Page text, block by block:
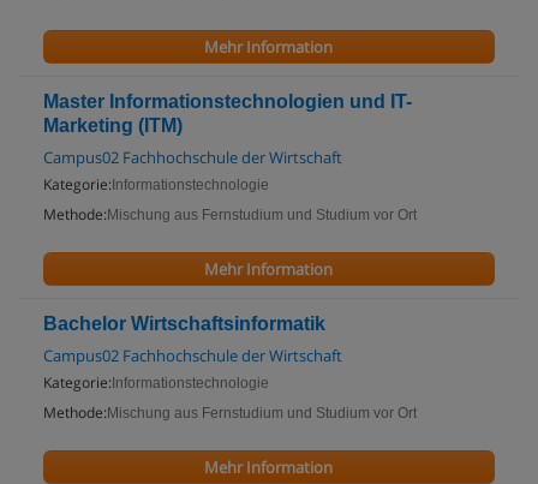
Mehr Information
Master Informationstechnologien und IT-
Marketing (ITM)
Campus02 Fachhochschule der Wirtschaft
Kategorie: Informationstechnologie
Methode: Mischung aus Fernstudium und Studium vor Ort
Mehr Information
Bachelor Wirtschaftsinformatik
Campus02 Fachhochschule der Wirtschaft
Kategorie: Informationstechnologie
Methode: Mischung aus Fernstudium und Studium vor Ort
Mehr Information